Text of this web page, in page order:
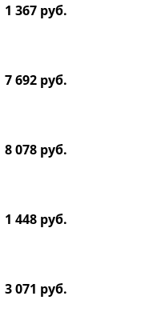
1 367 руб.
7 692 руб.
8 078 руб.
1 448 руб.
3 071 руб.